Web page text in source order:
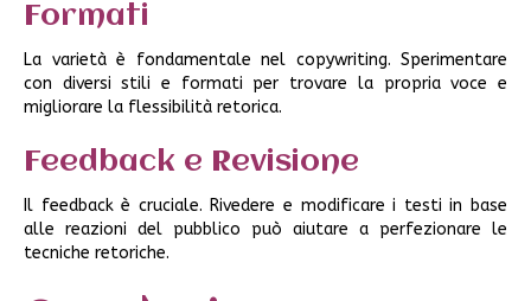
Formati
La varietà è fondamentale nel copywriting. Sperimentare
con diversi stili e formati per trovare la propria voce e
migliorare la flessibilità retorica.
Feedback e Revisione
Il feedback è cruciale. Rivedere e modificare i testi in base
alle reazioni del pubblico può aiutare a perfezionare le
tecniche retoriche.